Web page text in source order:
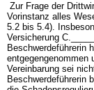
Zur Frage der
Vorinstanz alles
5.2 bis 5.4).
Versicherung
Beschwerdeführerin
entgegengenommen
Vereinbarung sei
Beschwerdeführerin